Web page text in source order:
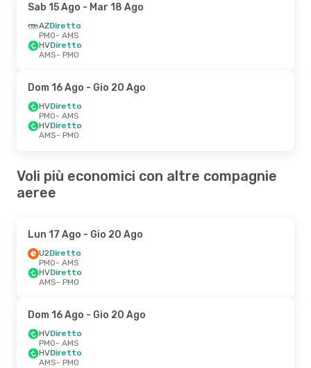
Sab 15 Ago - Mar 18 Ago
AZDiretto
PMO- AMS
HVDiretto
AMS- PMO
Dom 16 Ago - Gio 20 Ago
HVDiretto
PMO- AMS
HVDiretto
AMS- PMO
Voli più economici con altre compagnie
aeree
Lun 17 Ago - Gio 20 Ago
U2Diretto
PMO- AMS
HVDiretto
AMS- PMO
Dom 16 Ago - Gio 20 Ago
HVDiretto
PMO- AMS
HVDiretto
AMS- PMO